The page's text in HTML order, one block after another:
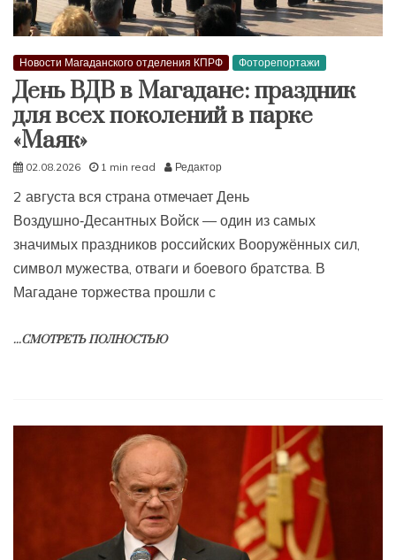
Новости Магаданского отделения КПРФ Фоторепортажи
День ВДВ в Магадане: праздник
для всех поколений в парке
«Маяк»
02.08.2026 1 min read Редактор
2 августа вся страна отмечает День
Воздушно‑Десантных Войск — один из самых
значимых праздников российских Вооружённых сил,
символ мужества, отваги и боевого братства. В
Магадане торжества прошли с
...СМОТРЕТЬ ПОЛНОСТЬЮ